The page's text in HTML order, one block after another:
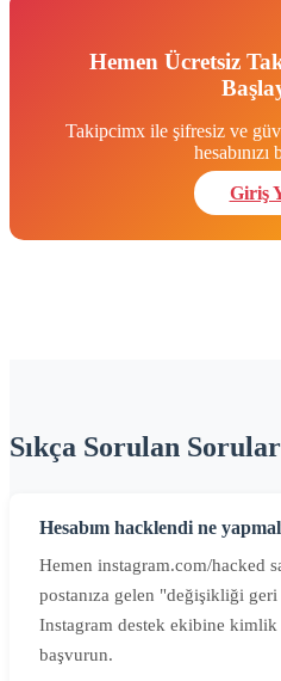
Hemen Ücretsiz
Takipcimx ile şifresiz ve
Giriş
Sıkça Sorulan Sorular
Hesabım hacklendi ne
Hemen instagram.com/hacked
postanıza gelen "değişikliği geri
Instagram destek ekibine kimlik
başvurun.